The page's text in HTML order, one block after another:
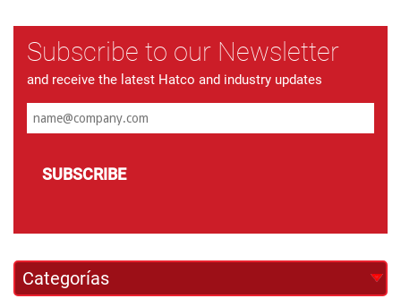
Subscribe to our Newsletter
and receive the latest Hatco and industry updates
SUBSCRIBE